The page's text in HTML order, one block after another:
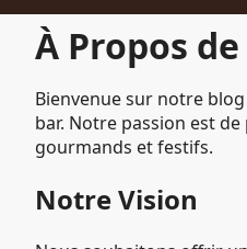
À Propos
Bienvenue sur notre
bar. Notre passion est
gourmands et festifs.
Notre Vision